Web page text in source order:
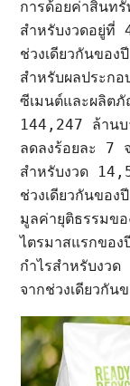
การด้อยค่าสินท
สำหรับงวดอยู่ที่
ช่วงเดียวกันของ
สำหรับผลประก
ซีเมนต์และผลิต
144,247 ล้าน
ลดลงร้อยละ 7
สำหรับงวด
ช่วงเดียวกันของ
มูลค่ายุติธรรมข
ไตรมาสแรกขอ
กำไรสำหรับงว